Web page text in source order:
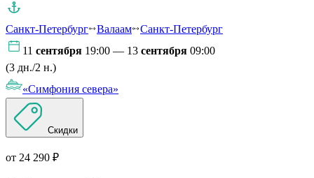
Санкт-Петербург Валаам
Санкт-Петербург
11 сентября 19:00 — 13 сентября 09:00
(3 дн./2 н.)
«Симфония севера»
Скидки
от 24 290 ₽